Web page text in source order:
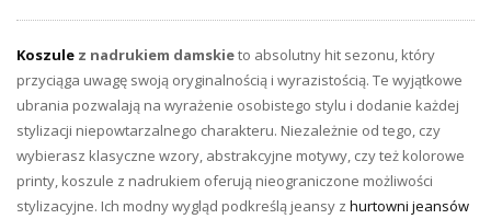
Koszule z nadrukiem damskieto absolutny hit sezonu, który
przyciąga uwagę swoją oryginalnością i wyrazistością. Te wyjątkowe
ubrania pozwalają na wyrażenie osobistego stylu i dodanie każdej
stylizacji niepowtarzalnego charakteru. Niezależnie od tego, czy
wybierasz klasyczne wzory, abstrakcyjne motywy, czy też kolorowe
printy, koszule z nadrukiem oferują nieograniczone możliwości
stylizacyjne. Ich modny wygląd podkreślą jeansy z hurtowni jeansów